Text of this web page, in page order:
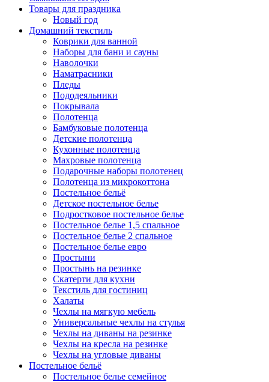
Товары для праздника
Новый год
Домашний текстиль
Коврики для ванной
Наборы для бани и сауны
Наволочки
Наматрасники
Пледы
Пододеяльники
Покрывала
Полотенца
Бамбуковые полотенца
Детские полотенца
Кухонные полотенца
Махровые полотенца
Подарочные наборы полотенец
Полотенца из микрокоттона
Постельное бельё
Детское постельное белье
Подростковое постельное белье
Постельное белье 1,5 спальное
Постельное белье 2 спальное
Постельное белье евро
Простыни
Простынь на резинке
Скатерти для кухни
Текстиль для гостиниц
Халаты
Чехлы на мягкую мебель
Универсальные чехлы на стулья
Чехлы на диваны на резинке
Чехлы на кресла на резинке
Чехлы на угловые диваны
Постельное бельё
Постельное белье семейное